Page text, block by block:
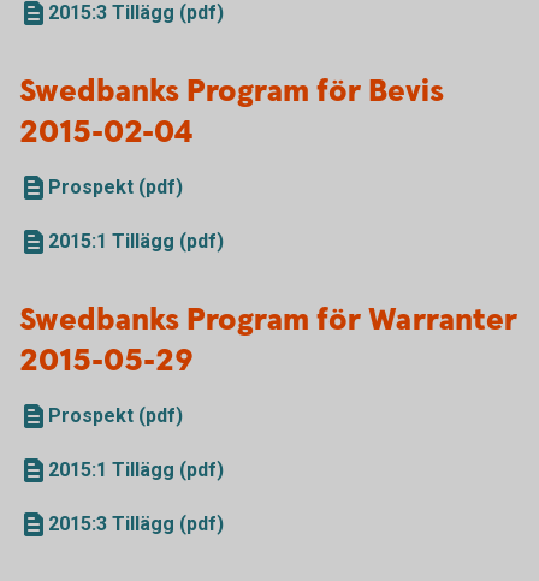
2015:3 Tillägg (pdf)
Swedbanks Program för Bevis
2015-02-04
Prospekt (pdf)
2015:1 Tillägg (pdf)
Swedbanks Program för Warranter
2015-05-29
Prospekt (pdf)
2015:1 Tillägg (pdf)
2015:3 Tillägg (pdf)